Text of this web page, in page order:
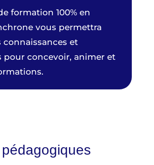
formation 100% en
vous permettra
connaissances et
pour concevoir, animer et